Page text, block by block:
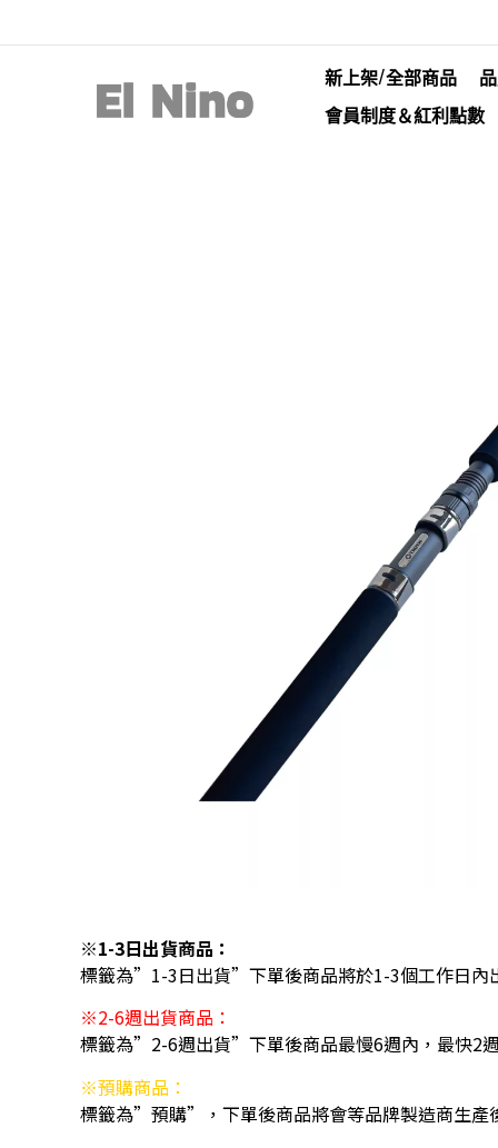
新上架/全部商品
會員制度＆紅利點數
※1-3日出貨商品：
標籤為”1-3日出貨”下單後商品將於1-3個工作日內
※2-6週出貨商品：
標籤為”2-6週出貨”下單後商品最慢6週內，最快2
※預購商品：
標籤為”預購”，下單後商品將會等品牌製造商生產